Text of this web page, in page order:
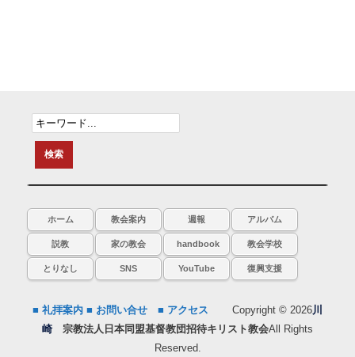
ホーム 教会案内 週報 アルバム
説教 家の教会 handbook 教会学校
とりなし SNS YouTube 復興支援
■ 礼拝案内 ■ お問い合せ ■ アクセス Copyright © 2026川
崎
宗教法人日本同盟基督教団招待キリスト教会All Rights
Reserved.